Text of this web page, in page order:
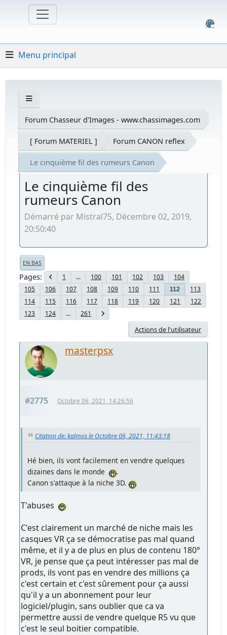
Menu principal
Forum Chasseur d'Images - www.chassimages.com
[ Forum MATERIEL ] Forum CANON reflex
Le cinquième fil des rumeurs Canon
Le cinquième fil des
rumeurs Canon
Démarré par Mistral75, Décembre 02, 2019,
20:50:40
EN BAS
Pages 1 ... 100 101 102 103
104
105
106 107 108 109 110 111 112
113
114
115 116 117 118 119 120 121
122
123
124 ... 261
Actions de l'utilisateur
masterpsx
#2775 Octobre 06, 2021, 14:26:56
Citation de: kalmos le Octobre 06, 2021, 11:43:18
Hé bien, ils vont facilement en vendre quelques
dizaines dans le monde
.
Canon s'attaque à la niche 3D.
T'abuses
C'est clairement un marché de niche mais les
casques VR ça se démocratise pas mal quand
même, et il y a de plus en plus de contenu 180°
VR, je pense que ça peut intéresser pas mal de
prods, ils vont pas en vendre des millions ça
c'est certain et c'est sûrement pour ça aussi
qu'il y a un abonnement pour leur
logiciel/plugin, sans oublier que ca va
permettre aussi de vendre quelque R5 vu que
c'est le seul boitier compatible.